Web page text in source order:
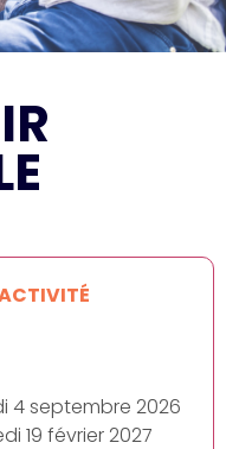
4 septembre 2026
19 février 2027